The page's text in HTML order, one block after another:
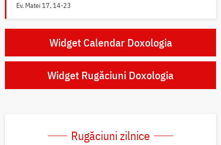
Ev. Matei 17, 14-23
Widget Calendar Doxologia
Widget Rugăciuni Doxologia
Rugăciuni zilnice